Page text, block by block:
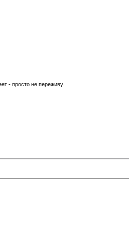
- просто не переживу.